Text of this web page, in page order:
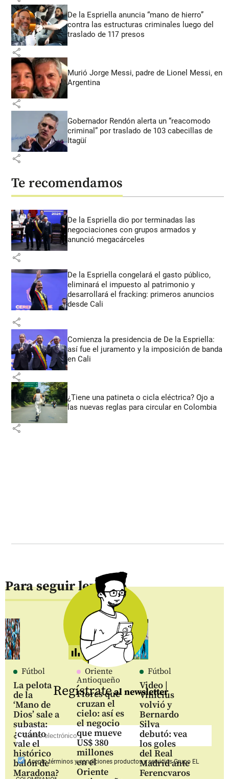
De la Espriella anuncia “mano de hierro”
contra las estructuras criminales luego del
traslado de 117 presos
share
Murió Jorge Messi, padre de Lionel Messi, en
Argentina
share
Gobernador Rendón alerta un “reacomodo
criminal” por traslado de 103 cabecillas de
Itagüí
share
Te recomendamos
De la Espriella dio por terminadas las
negociaciones con grupos armados y
anunció megacárceles
share
De la Espriella congelará el gasto público,
eliminará el impuesto al patrimonio y
desarrollará el fracking: primeros anuncios
desde Cali
share
Comienza la presidencia de De la Espriella:
así fue el juramento y la imposición de banda
en Cali
share
¿Tiene una patineta o cicla eléctrica? Ojo a
las nuevas reglas para circular en Colombia
share
Para seguir leyendo
Fútbol
La pelota
de la
‘Mano de
Dios’ sale a
subasta:
¿cuánto
vale el
histórico
balón de
Maradona?
Oriente
Antioqueño
Flores que
cruzan el
cielo: así es
el negocio
que mueve
US$ 380
millones
en el
Oriente
Fútbol
Video |
Vinícius
volvió y
Bernardo
Silva
debutó: vea
los goles
del Real
Madrid ante
Ferencvaros
Regístrateal newsletter
Aceptotérminos y condiciones productos y serviciosGrupo EL